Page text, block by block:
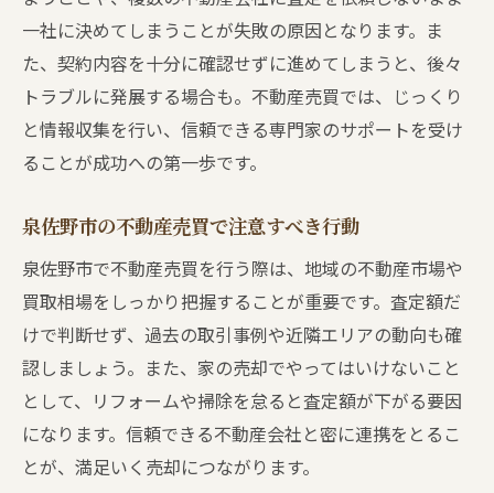
一社に決めてしまうことが失敗の原因となります。ま
た、契約内容を十分に確認せずに進めてしまうと、後々
トラブルに発展する場合も。不動産売買では、じっくり
と情報収集を行い、信頼できる専門家のサポートを受け
ることが成功への第一歩です。
泉佐野市の不動産売買で注意すべき行動
泉佐野市で不動産売買を行う際は、地域の不動産市場や
買取相場をしっかり把握することが重要です。査定額だ
けで判断せず、過去の取引事例や近隣エリアの動向も確
認しましょう。また、家の売却でやってはいけないこと
として、リフォームや掃除を怠ると査定額が下がる要因
になります。信頼できる不動産会社と密に連携をとるこ
とが、満足いく売却につながります。